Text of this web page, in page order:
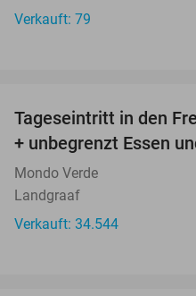
Verkauft: 79
Tageseintritt in den
+ unbegrenzt Essen
Mondo Verde
Landgraaf
Verkauft: 34.544